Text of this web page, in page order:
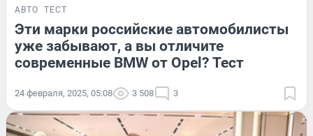
АВТО ТЕСТ
Эти марки российские автомобилисты
уже забывают, а вы отличите
современные BMW от Opel? Тест
24 февраля, 2025, 05:08 3 508 3